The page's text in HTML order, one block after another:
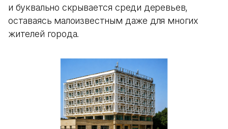
и буквально скрывается среди деревьев,
оставаясь малоизвестным даже для многих
жителей города.